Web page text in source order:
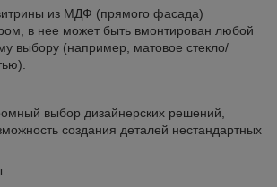
из МДФ (прямого фасада)
в нее может быть вмонтирован любой
выбору (например, матовое стекло/
выбор дизайнерских решений,
создания деталей нестандартных